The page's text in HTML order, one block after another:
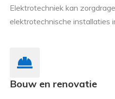
Elektrotechniek kan
elektrotechnische installaties
Bouw en renovatie